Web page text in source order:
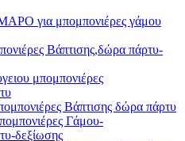
για μπομπονιέρες γάμου
Βάπτισης,δώρα πάρτυ-
μπομπονιέρες
Βάπτισης δώρα πάρτυ
Γάμου-
δεξίωσης